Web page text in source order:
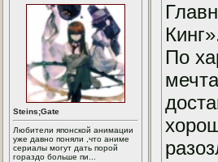
Steins;Gate
Любители японской анимации
уже давно поняли ,что аниме
сериалы могут дать порой
гораздо больше пи...
По